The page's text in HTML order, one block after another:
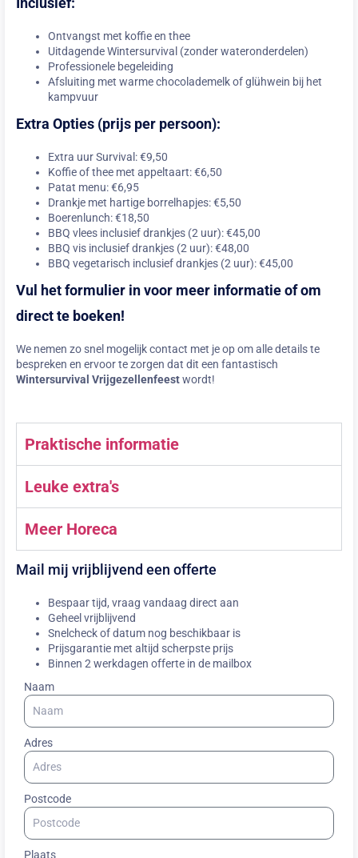
Ontvangst met koffie en thee
Uitdagende Wintersurvival (zonder wateronderdelen)
Professionele begeleiding
Afsluiting met warme chocolademelk of glühwein bij het
kampvuur
Extra Opties (prijs per persoon):
Extra uur Survival: €9,50
Koffie of thee met appeltaart: €6,50
Patat menu: €6,95
Drankje met hartige borrelhapjes: €5,50
Boerenlunch: €18,50
BBQ vlees inclusief drankjes (2 uur): €45,00
BBQ vis inclusief drankjes (2 uur): €48,00
BBQ vegetarisch inclusief drankjes (2 uur): €45,00
Vul het formulier in voor meer informatie of om
direct te boeken!
We nemen zo snel mogelijk contact met je op om alle details te
bespreken en ervoor te zorgen dat dit een fantastisch
Wintersurvival Vrijgezellenfeestwordt!
Praktische informatie
Leuke extra's
Meer Horeca
Mail mij vrijblijvend een offerte
Bespaar tijd, vraag vandaag direct aan
Geheel vrijblijvend
Snelcheck of datum nog beschikbaar is
Prijsgarantie met altijd scherpste prijs
Binnen 2 werkdagen offerte in de mailbox
Naam
Adres
Postcode
Plaats